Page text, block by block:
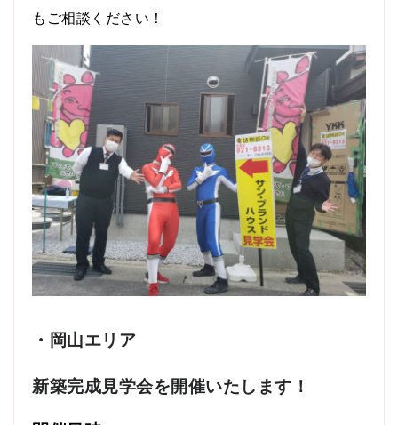
もご相談ください！
・岡山エリア
新築完成見学会を開催いたします！